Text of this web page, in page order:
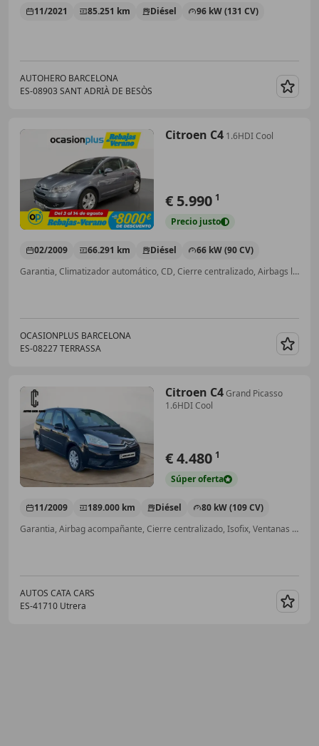
11/2021 85.251 km Diésel 96 kW (131 CV)
AUTOHERO BARCELONA
ES-08903 SANT ADRIÀ DE BESÒS
Citroen C4 1.6HDI Cool
€ 5.990 1
Precio justo
02/2009 66.291 km Diésel
66 kW (90 CV)
Garantia, Climatizador automático, CD, Cierre centralizado, Airbags laterales
OCASIONPLUS BARCELONA
ES-08227 TERRASSA
Citroen C4Grand Picasso
1.6HDI Cool
€ 4.480 1
Súperoferta
11/2009 189.000 km Diésel
80 kW (109 CV)
Garantia, Airbag acompañante, Cierre centralizado, Isofix, Ventanas tintadas, Aire Acondicionado, Ordenador, CD
AUTOS CATA CARS
ES-41710 Utrera